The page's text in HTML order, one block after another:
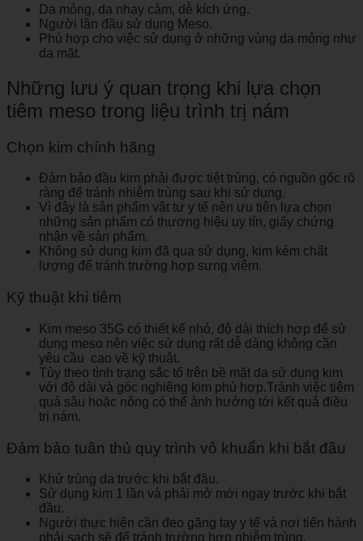
Da mỏng, da nhạy cảm, dễ kích ứng.
Người lần đầu sử dụng Meso.
Phù hợp cho việc sử dụng ở những vùng da mỏng như
da mặt.
Những lưu ý quan trọng khi lựa chọn
tiêm meso trong liệu trình trị nám
Chọn kim chính hãng
Đảm bảo đầu kim phải được tiệt trùng, có nguồn gốc rõ
ràng để tránh nhiễm trùng sau khi sử dụng.
Vì đây là sản phẩm vật tư y tế nên ưu tiên lựa chọn
những sản phẩm có thương hiệu uy tín, giấy chứng
nhận về sản phẩm.
Không sử dụng kim đã qua sử dụng, kim kém chất
lượng để tránh trường hợp sưng viêm.
Kỹ thuật khi tiêm
Kim meso 35G có thiết kế nhỏ, độ dài thích hợp để sử
dụng meso nên việc sử dụng rất dễ dàng không cần
yêu cầu cao về kỹ thuật.
Tùy theo tình trạng sắc tố trên bề mặt da sử dụng kim
với độ dài và góc nghiêng kim phù hợp.Tránh việc tiêm
quá sâu hoặc nông có thể ảnh hưởng tới kết quả điều
trị nám.
Đảm bảo tuân thủ quy trình vô khuẩn khi bắt đầu
Khử trùng da trước khi bắt đầu.
Sử dụng kim 1 lần và phải mở mới ngay trước khi bắt
đầu.
Người thực hiện cần đeo găng tay y tế và nơi tiến hành
phải sạch sẽ để tránh trường hợp nhiễm trùng.